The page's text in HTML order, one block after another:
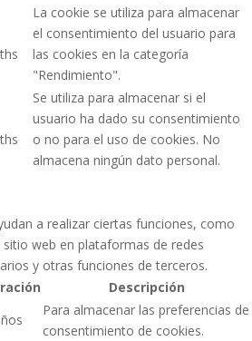
La cookie se utiliza para almacenar
el consentimiento del usuario para
las cookies en la categoría
"Rendimiento".
Se utiliza para almacenar si el
usuario ha dado su consentimiento
o no para el uso de cookies. No
almacena ningún dato personal.
a realizar ciertas funciones, como
web en plataformas de redes
y otras funciones de terceros.
Descripción
Para almacenar las preferencias de
consentimiento de cookies.